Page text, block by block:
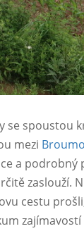
se spoustou
mezi
a podrobný
zaslouží.
cestu